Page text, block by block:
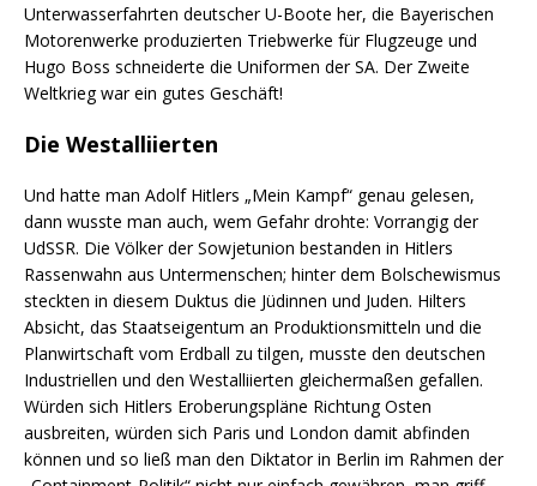
Unterwasserfahrten deutscher U-Boote her, die Bayerischen
Motorenwerke produzierten Triebwerke für Flugzeuge und
Hugo Boss schneiderte die Uniformen der SA. Der Zweite
Weltkrieg war ein gutes Geschäft!
Die Westalliierten
Und hatte man Adolf Hitlers „Mein Kampf“ genau gelesen,
dann wusste man auch, wem Gefahr drohte: Vorrangig der
UdSSR. Die Völker der Sowjetunion bestanden in Hitlers
Rassenwahn aus Untermenschen; hinter dem Bolschewismus
steckten in diesem Duktus die Jüdinnen und Juden. Hilters
Absicht, das Staatseigentum an Produktionsmitteln und die
Planwirtschaft vom Erdball zu tilgen, musste den deutschen
Industriellen und den Westalliierten gleichermaßen gefallen.
Würden sich Hitlers Eroberungspläne Richtung Osten
ausbreiten, würden sich Paris und London damit abfinden
können und so ließ man den Diktator in Berlin im Rahmen der